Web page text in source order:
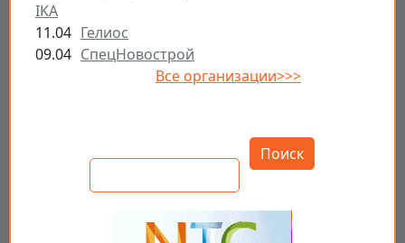
IKA
11.04 Гелиос
09.04 СпецНовострой
Все организации>>>